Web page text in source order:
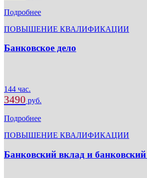
Подробнее
ПОВЫШЕНИЕ КВАЛИФИКАЦИИ
Банковское дело
144 час.
3490 руб.
Подробнее
ПОВЫШЕНИЕ КВАЛИФИКАЦИИ
Банковский вклад и банковский